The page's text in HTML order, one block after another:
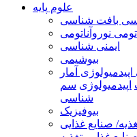
علوم پایه
بافت شناسی
نوروآناتومی
ایمنی شناسی
بیوشیمی
آمار
اپیدمیولوژی سم
شناسی
بیوفیزیک
صنایع غذایی